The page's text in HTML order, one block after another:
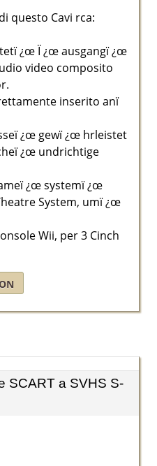
questo Cavi rca:
¿œ Ï ¿œ ausgangï ¿œ
video composito
inserito anï
¿œ gewï ¿œ hrleistet
¿œ undrichtige
¿œ systemï ¿œ
System, umï ¿œ
Wii, per 3 Cinch
SCART a SVHS S-